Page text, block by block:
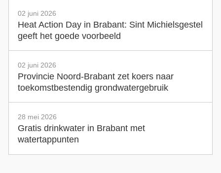
02 juni 2026
Heat Action Day in Brabant: Sint Michielsgestel
geeft het goede voorbeeld
02 juni 2026
Provincie Noord-Brabant zet koers naar
toekomstbestendig grondwatergebruik
28 mei 2026
Gratis drinkwater in Brabant met
watertappunten